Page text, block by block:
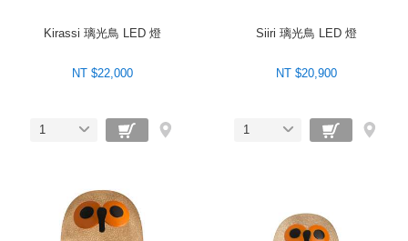
Kirassi 璃光鳥 LED 燈
NT $22,000
1
Siiri 璃光鳥 LED 燈
NT $20,900
1